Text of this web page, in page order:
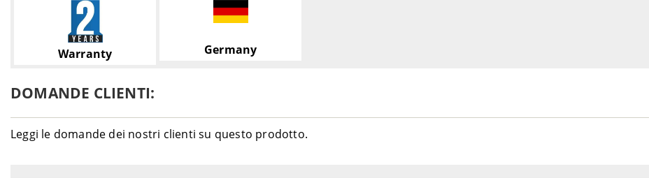
Warranty Germany
DOMANDE CLIENTI:
Leggi le domande dei nostri clienti su questo prodotto.